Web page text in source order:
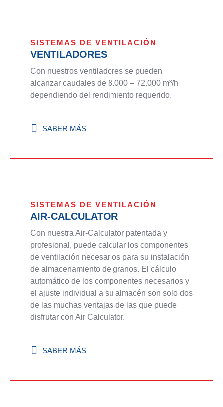
SISTEMAS DE VENTILACIÓN
VENTILADORES
Con nuestros ventiladores se pueden
alcanzar caudales de 8.000 – 72.000 m³/h
dependiendo del rendimiento requerido.
SABER MÁS
SISTEMAS DE VENTILACIÓN
AIR-CALCULATOR
Con nuestra Air-Calculator patentada y
profesional, puede calcular los componentes
de ventilación necesarios para su instalación
de almacenamiento de granos. El cálculo
automático de los componentes necesarios y
el ajuste individual a su almacén son solo dos
de las muchas ventajas de las que puede
disfrutar con Air Calculator.
SABER MÁS